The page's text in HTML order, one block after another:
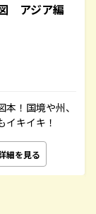
アジア編
！国境や州、
キイキ！
細を見る